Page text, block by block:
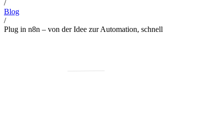
/
Blog
/
Plug in n8n – von der Idee zur Automation, schnell